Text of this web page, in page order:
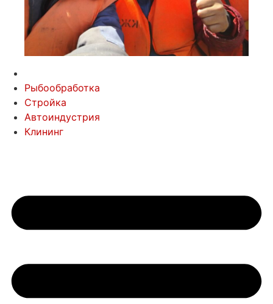
Рыбообработка
Стройка
Автоиндустрия
Клининг